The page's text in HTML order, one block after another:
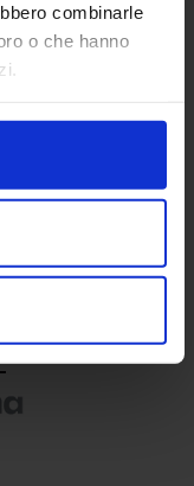
combinarle
o che hanno